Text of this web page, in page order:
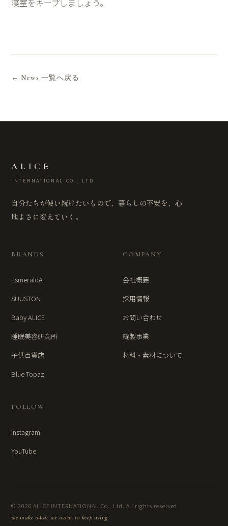
寝室をキープしましょう。
← News 一覧へ戻る
ALICE
INTERNATIONAL CO., LTD
自分たちが使い続けたいもので、暮らしの不安を、心
地よさに変えていく。
BRANDS
EsmeraldA
SUUSTON
Baby ALICE
睡眠美容研究所
子供百貨店
Blue Topaz
COMPANY
会社概要
採用情報
お問い合わせ
縫製事業
材料・素材について
FOLLOW
Instagram
YouTube
© 2026 ALICE INTERNATIONAL Co., Ltd. All rights reserved.
we make what we want to keep using.